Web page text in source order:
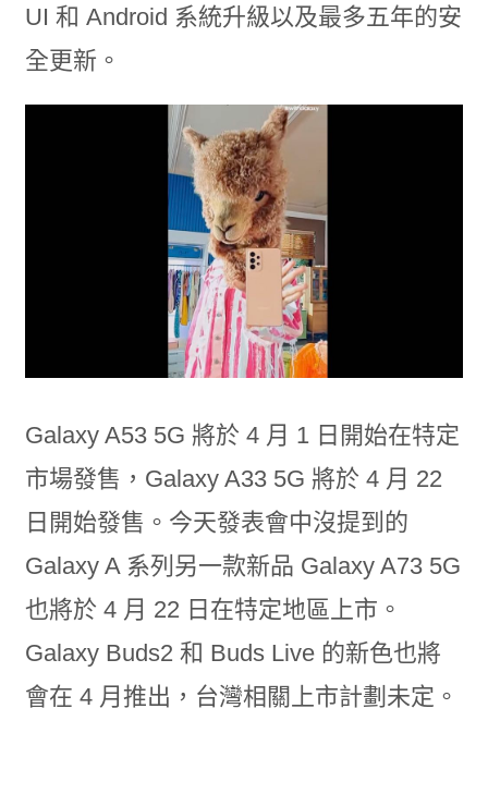
UI 和 Android 系統升級以及最多五年的安
全更新。
Galaxy A53 5G 將於 4 月 1 日開始在特定
市場發售，Galaxy A33 5G 將於 4 月 22
日開始發售。今天發表會中沒提到的
Galaxy A 系列另一款新品 Galaxy A73 5G
也將於 4 月 22 日在特定地區上市。
Galaxy Buds2 和 Buds Live 的新色也將
會在 4 月推出，台灣相關上市計劃未定。